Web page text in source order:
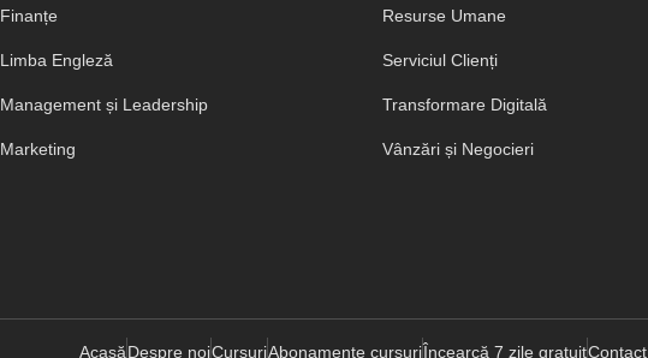
Finanțe
Limba Engleză
Management și Leadership
Marketing
Resurse Umane
Serviciul Clienți
Transformare Digitală
Vânzări și Negocieri
AcasăDespre noiCursuriAbonamente cursuriÎncearcă 7 zile gratuitContact